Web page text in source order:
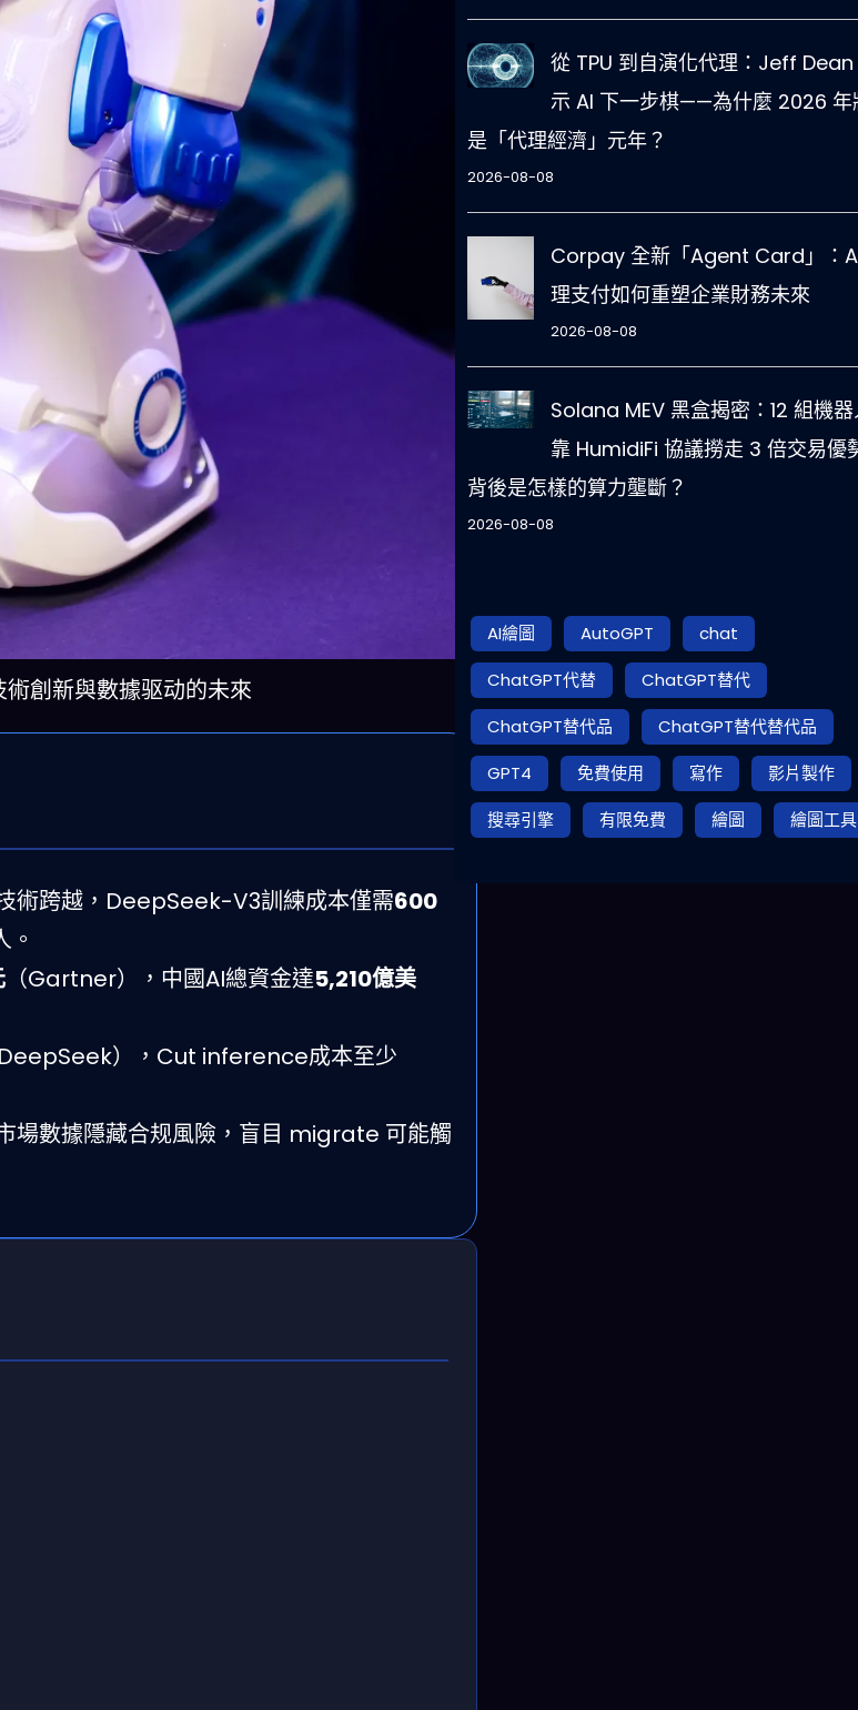
創新與數據驱动的未來
術跨越，DeepSeek-V3訓練成本僅需600
。
（Gartner），中國AI總資金達5,210億美
），Cut inference成本至少
場數據隱藏合规風險，盲目 migrate 可能觸
從 TPU 到自演化代理：Jeff Dean
示 AI 下一步棋——為什麼 2026 年
是「代理經濟」元年？
2026-08-08
Corpay 全新「Agent Card」：
理支付如何重塑企業財務未來
2026-08-08
Solana MEV 黑盒揭密：12 組機
靠 HumidiFi 協議撈走 3 倍交易優
背後是怎樣的算力壟斷？
2026-08-08
AI繪圖 AutoGPT
chat
ChatGPT代替
ChatGPT替代
ChatGPT替代品
ChatGPT替代替代品
GPT4
免費使用 寫作
影片製作
搜尋引擎
有限免費 繪圖 繪圖工具